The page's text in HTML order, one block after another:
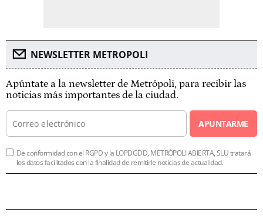
NEWSLETTER METROPOLI
Apúntate a la newsletter de Metrópoli, para recibir las
noticias más importantes de la ciudad.
APUNTARME
De conformidad con el RGPD y la LOPDGDD, METRÓPOLI ABIERTA, SLU tratará
los datos facilitados con la finalidad de remitirle noticias de actualidad.